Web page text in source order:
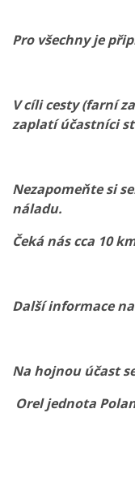
Pro všechny je
V cíli cesty (farní
zaplatí účastníci
Nezapomeňte si
náladu.
Čeká nás cca 10
Další informace na
Na hojnou účast
Orel jednota